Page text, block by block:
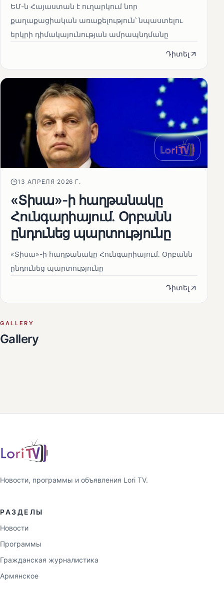
ԵՄ-ն Հայաստան է ուղարկում նոր
քաղաքացիական առաքելություն՝ նպաստելու
երկրի դիմակայունության ամրապնդմանը
Դիտել
13 АПРЕЛЯ 2026 Г.
«Տիսա»-ի հաղթանակը
Հունգարիայում․ Օրբանն
ընդունեց պարտությունը
«Տիսա»-ի հաղթանակը Հունգարիայում․ Օրբանն
ընդունեց պարտությունը
Դիտել
GALLERY
Gallery
Новости, программы и объявления Lori TV.
РАЗДЕЛЫ
Новости
Программы
Гражданская журналистика
Армянское